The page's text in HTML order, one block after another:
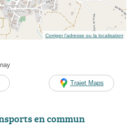
Corriger l’adresse ou la localisation
Trajet Maps
en commun